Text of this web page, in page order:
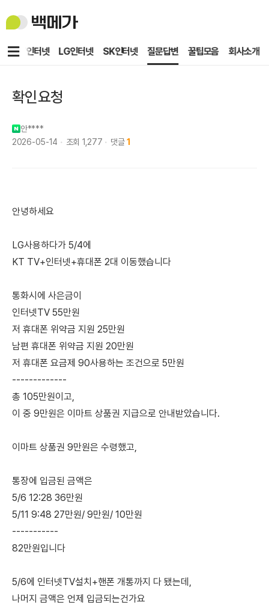
백
메
KT인터넷 LG인터넷 SK인터넷 질문답변 꿀팁모음 회사소개
메
확인요청
안****
2026-05-14
조회 1,277 댓글 1
안녕하세요
LG사용하다가 5/4에
KT TV+인터넷+휴대폰 2대 이동했습니다
통화시에 사은금이
인터넷TV 55만원
저 휴대폰 위약금 지원 25만원
남편 휴대폰 위약금 지원 20만원
저 휴대폰 요금제 90사용하는 조건으로 5만원
-------------
총 105만원이고,
이 중 9만원은 이마트 상품권 지급으로 안내받았습니다.
이마트 상품권 9만원은 수령했고,
통장에 입금된 금액은
5/6 12:28 36만원
5/11 9:48 27만원/ 9만원/ 10만원
-----------
82만원입니다
5/6에 인터넷TV설치+핸폰 개통까지 다 됐는데,
나머지 금액은 언제 입금되는건가요